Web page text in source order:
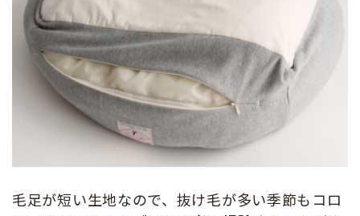
毛足が短い生地なので、抜け毛が多い季節もコロ